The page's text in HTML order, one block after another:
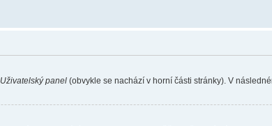
Uživatelský panel (obvykle se nachází v horní části stránky). V